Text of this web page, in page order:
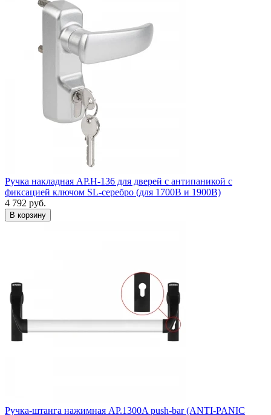
Ручка накладная AP.H-136 для дверей с антипаникой с
фиксацией ключом SL-серебро (для 1700В и 1900B)
4 792 руб.
Ручка-штанга нажимная AP.1300A push-bar (ANTI-PANIC